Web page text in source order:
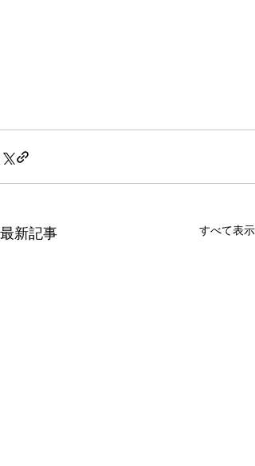
最新記事 すべて表示